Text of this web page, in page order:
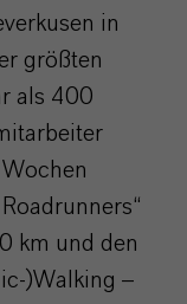
in
größten
als 400
km und den
)Walking –